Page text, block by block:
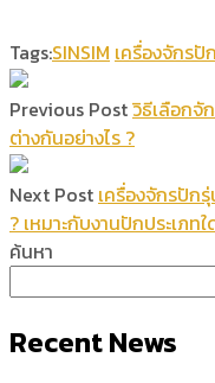
Tags:SINSIM เครื่องจักรปัก
Previous Postวิธีเลือกจั
ต่างกันอย่างไร ?
Next Post เครื่องจักรปัก
? เหมาะกับงานปักประเภท
ค้นหา
Recent News